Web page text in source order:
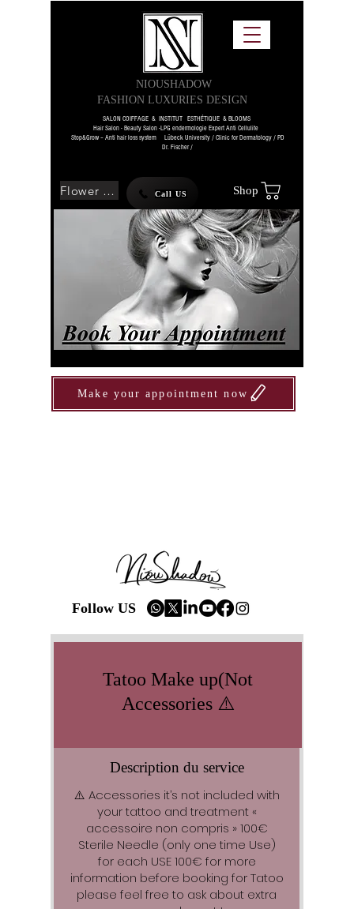
NIOUSHADOW
FASHION LUXURIES DESIGN
Shop
Call US
Flower SHOP
SALON COIFFAGE & INSTITUT ESTHÉTIQUE & BLOOMS
Hair Salon - Beauty Salon -LPG endermologie Expert Anti Cellulite
Stop&Grow – Anti hair loss system Lübeck University / Clinic for Dermatology / PD
Dr. Fischer /
Make your appointment now
Follow US
Tatoo Make up(Not
Accessories ⚠️
Description du service
⚠️ Accessories it’s not included with
your tattoo and treatment «
accessoire non compris » 100€
Sterile Needle (only one time Use)
for each USE 100€ for more
information before booking for Tatoo
please feel free to ask about extra